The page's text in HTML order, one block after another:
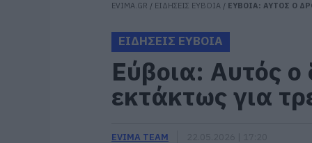
EVIMA.GR / ΕΙΔΗΣΕΙΣ ΕΥΒΟΙΑ / ΕΥΒΟΙΑ: ΑΥΤΟΣ Ο
ΕΙΔΗΣΕΙΣ ΕΥΒΟΙΑ
Εύβοια: Αυτός ο
εκτάκτως για
EVIMA TEAM